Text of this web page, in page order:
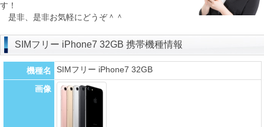
す！
是非、是非お気軽にどうぞ＾＾
SIMフリー iPhone7 32GB 携帯機種情報
機種名 SIMフリー iPhone7 32GB
画像